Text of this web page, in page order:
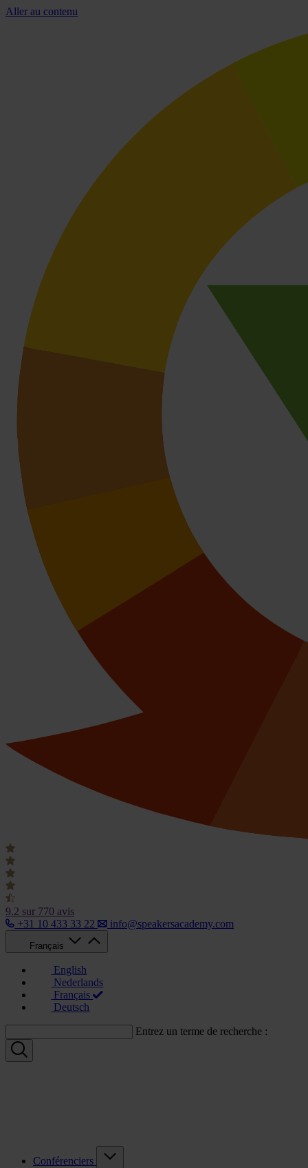
Aller au contenu
9.2 sur 770 avis
+31 10 433 33 22
info@speakersacademy.com
Français
English
Nederlands
Français
Deutsch
Entrez un terme de recherche :
Conférenciers